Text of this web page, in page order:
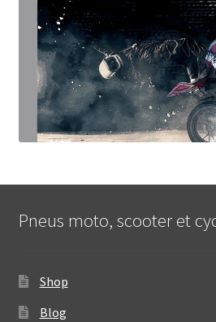
Pneus moto, scooter et
Shop
Blog